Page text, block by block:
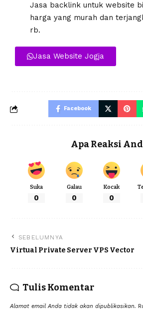
Jasa backlink untuk website
harga yang murah dan
rb.
Jasa Website Jogja
Facebook
Apa Reaksi
Suka
0
Galau
0
Kocak
0
SEBELUMNYA
Virtual Private Server VPS Vector
Tulis Komentar
Alamat email Anda tidak akan dipublikasikan.